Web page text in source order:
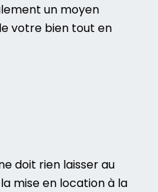
un moyen
votre bien tout en
doit rien laisser au
mise en location à la